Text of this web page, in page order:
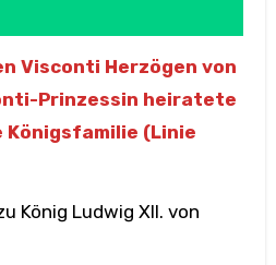
Visconti Herzögen von
Prinzessin heiratete
(Linie
König Ludwig XII. von